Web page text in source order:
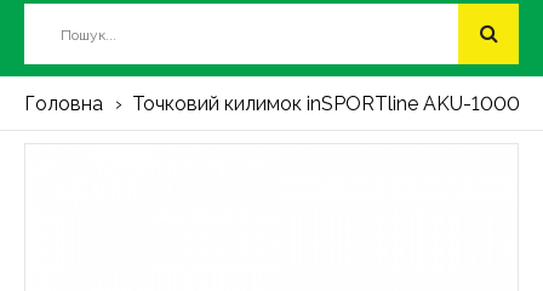
Головна Точковий килимок inSPORTline AKU-1000